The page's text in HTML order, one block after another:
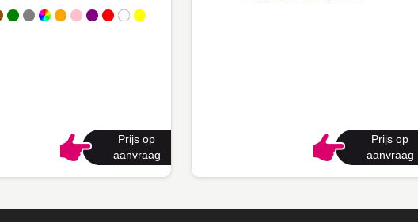
Prijs op
aanvraag
Prijs op
aanvraag